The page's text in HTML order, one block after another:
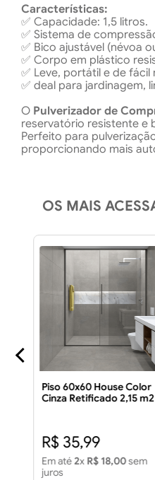
Características:
✅ Capacidade: 1,5 litros.
✅ Sistema de
✅ Bico ajustável (névoa
✅ Corpo em plástico
✅ Leve, portátil e de fácil
✅ deal para jardinagem,
O Pulverizador de
reservatório resistente e
Perfeito para
proporcionando mais
OS MAIS
Piso 60x60 House Color
Cinza Retificado 2,15 m2
R$ 35,99
Em até2x R$ 18,00sem
juros